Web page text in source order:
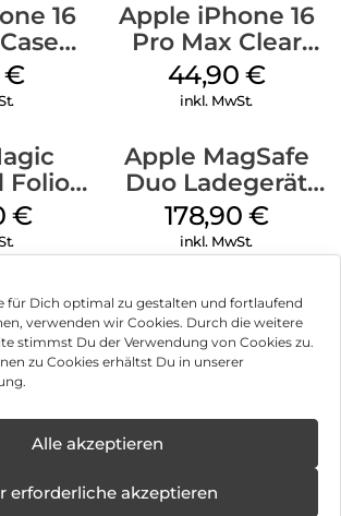
für Dich optimal zu gestalten und fortlaufend
verwenden wir Cookies. Durch die weitere
stimmst Du der Verwendung von Cookies zu.
zu Cookies erhältst Du in unserer
Alle akzeptieren
erforderliche akzeptieren
16
€
Apple iPhone 16
Pro Max Clear
Case MagSafe
Transparent
44,90 €
inkl. MwSt.
Folio
€
Apple MagSafe
Duo Ladegerät
Weiß
178,90 €
inkl. MwSt.